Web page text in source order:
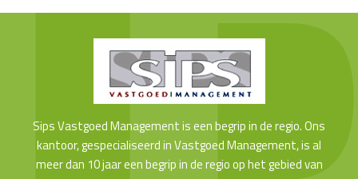
Sips Vastgoed Management is een begrip in de regio. Ons
kantoor, gespecialiseerd in Vastgoed Management, is al
meer dan 10 jaar een begrip in de regio op het gebied van